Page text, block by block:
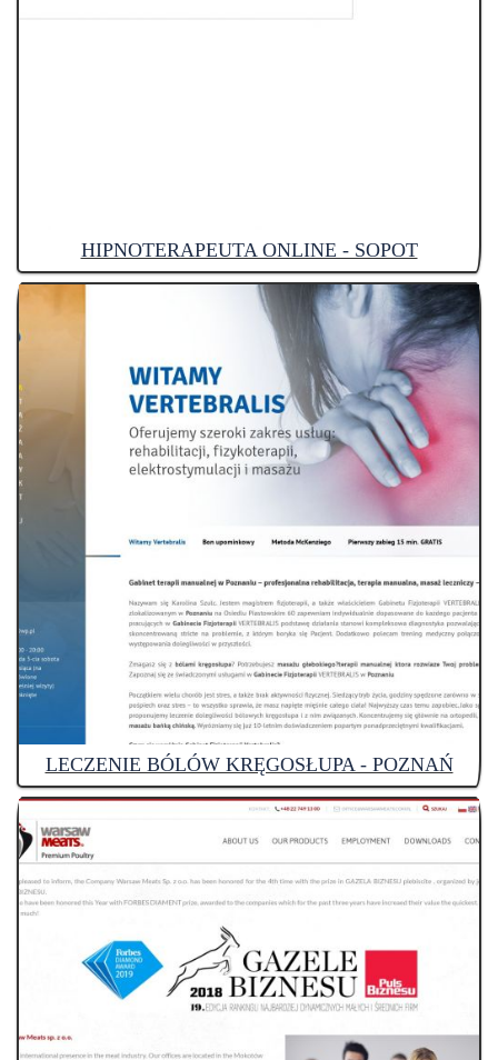
HIPNOTERAPEUTA ONLINE - SOPOT
LECZENIE BÓLÓW KRĘGOSŁUPA - POZNAŃ